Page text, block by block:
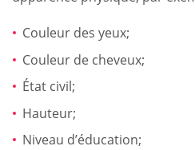
Couleur des yeux;
Couleur de cheveux;
État civil;
Hauteur;
Niveau d’éducation;